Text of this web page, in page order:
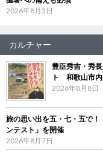
2026年8月3日
カルチャー
豊臣秀吉・秀
ト 和歌山市内
2026年8月8日
旅の思い出を五・七・五で
ンテスト」を開催
2026年8月7日